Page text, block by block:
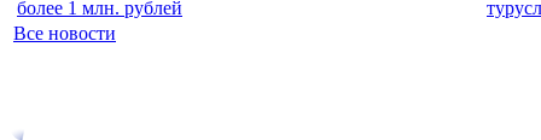
более 1 млн. рублей
Все новости